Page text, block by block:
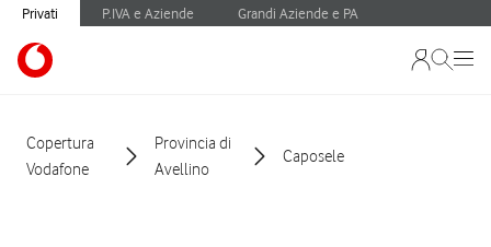
Privati P.IVA e Aziende Grandi Aziende e PA
Copertura
Vodafone
Provincia di
Avellino
Caposele